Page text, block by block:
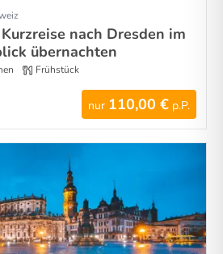
nach Dresden im
übernachten
Frühstück
nur 110,00 € p.P.